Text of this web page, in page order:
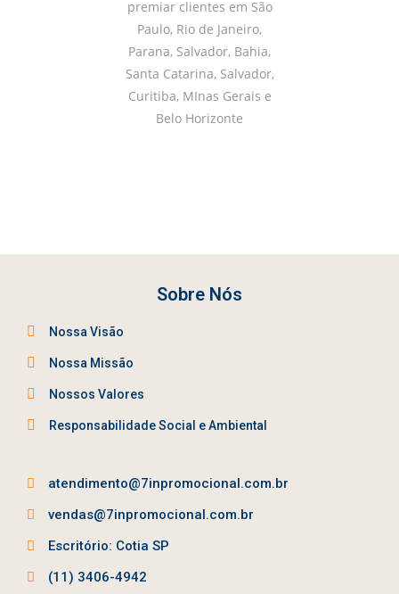
Sobre Nós
Nossa Visão
Nossa Missão
Nossos Valores
Responsabilidade Social e Ambiental
atendimento@7inpromocional.com.br
vendas@7inpromocional.com.br
Escritório: Cotia SP
(11) 3406-4942